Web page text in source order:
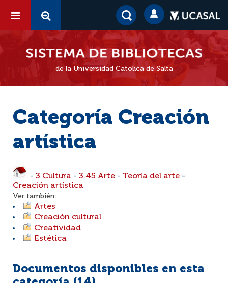
de la Universidad Católica de Salta
Categoría Creación
artística
- 3 Cultura - 3.45 Arte - Teoría del arte -
Creación artística
Ver también:
Artes
Creación cultural
Creatividad
Estética
Documentos disponibles en esta